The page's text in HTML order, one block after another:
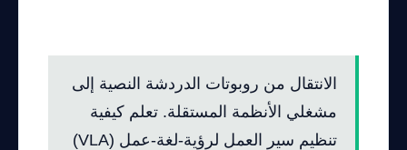
الانتقال من روبوتات الدردشة النصية إلى
مشغلي الأنظمة المستقلة. تعلم كيفية
تنظيم سير العمل لرؤية-لغة-عمل (VLA)